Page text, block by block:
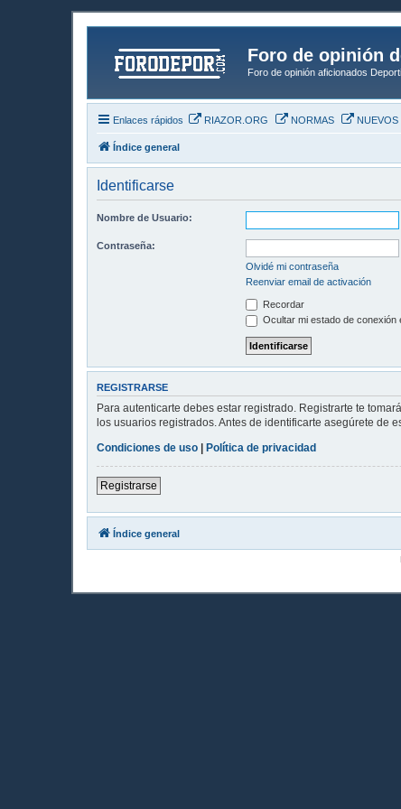
Foro de opinión
Foro de opinión aficionados
Enlaces rápidos RIAZOR.ORG NORMAS NUEVOS
Índice general
Identificarse
Nombre de Usuario:
Contraseña:
Olvidé mi contraseña
Reenviar email de activación
Recordar
Ocultar mi estado de conexión
REGISTRARSE
Para autenticarte debes estar registrado. Registrarte te
los usuarios registrados. Antes de identificarte asegúrete de
Condiciones de uso
Política de privacidad
Registrarse
Índice general